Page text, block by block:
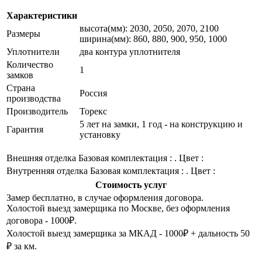
Характеристики
Размеры
высота(мм): 2030, 2050, 2070, 2100
ширина(мм): 860, 880, 900, 950, 1000
Уплотнители
два контура уплотнителя
Количество
замков
1
Страна
производства
Россия
Производитель
Торекс
Гарантия
5 лет на замки, 1 год - на конструкцию и
установку
Внешняя отделка Базовая комплектация : . Цвет :
Внутренняя отделка Базовая комплектация : . Цвет :
Стоимость услуг
Замер бесплатно, в случае оформления договора.
Холостой выезд замерщика по Москве, без оформления
договора - 1000₽.
Холостой выезд замерщика за МКАД - 1000₽ + дальность 50
₽ за км.